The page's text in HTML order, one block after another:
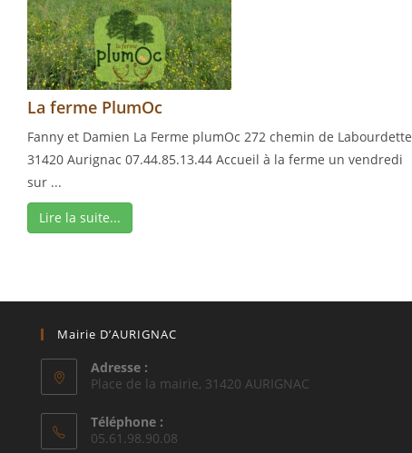
La ferme PlumOc
Fanny et Damien La Ferme plumOc 272 chemin de Labourdette
31420 Aurignac 07.44.85.13.44 Accueil à la ferme un vendredi
sur ...
Lire la suite...
Mairie D’AURIGNAC
Adresse :
Place de la mairie, 31420 AURIGNAC
Téléphone :
05.61.98.90.08